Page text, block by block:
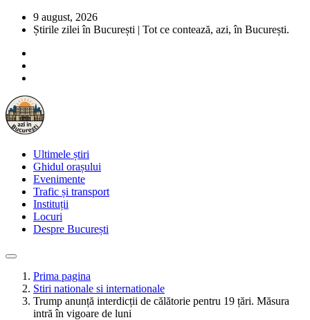
9 august, 2026
Știrile zilei în București | Tot ce contează, azi, în București.
Ultimele știri
Ghidul orașului
Evenimente
Trafic și transport
Instituții
Locuri
Despre București
Prima pagina
Stiri nationale si internationale
Trump anunță interdicții de călătorie pentru 19 țări. Măsura
intră în vigoare de luni